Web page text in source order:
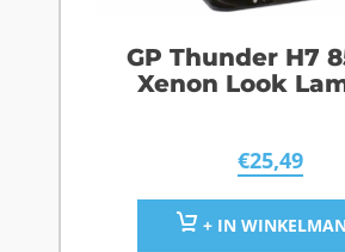
GP Thunder H7
Xenon Look
€25,49
+ IN